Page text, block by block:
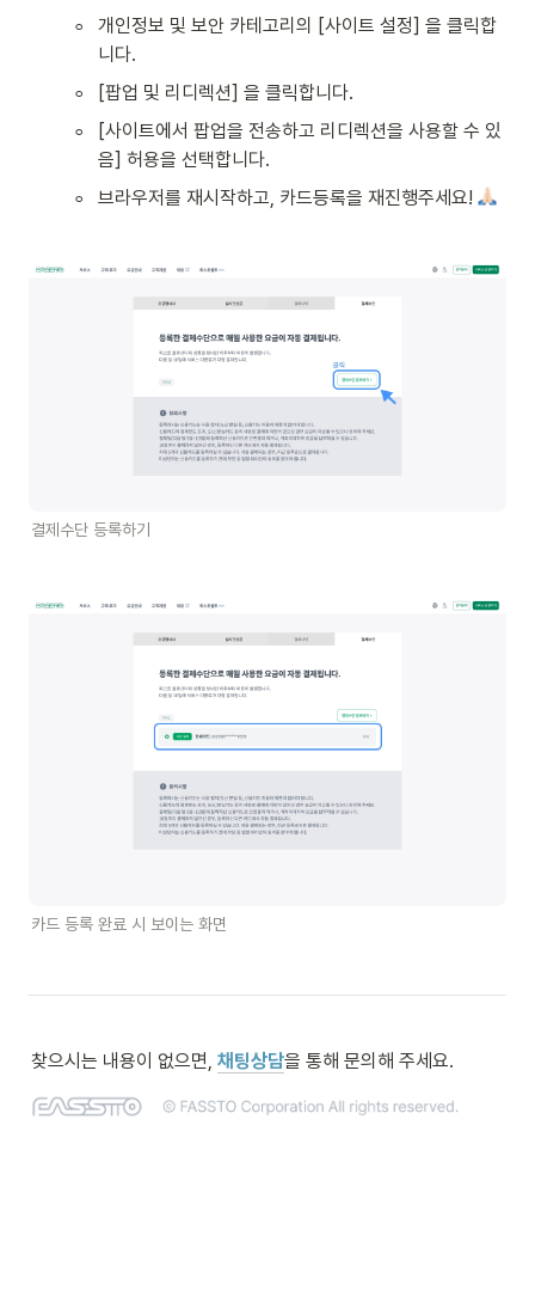
◦
개인정보 및 보안 카테고리의 [사이트 설정] 을 클릭합
니다.
◦ [팝업 및 리디렉션] 을 클릭합니다.
◦
[사이트에서 팝업을 전송하고 리디렉션을 사용할 수 있
음] 허용을 선택합니다.
◦ 브라우저를 재시작하고, 카드등록을 재진행주세요!
결제수단 등록하기
카드 등록 완료 시 보이는 화면
찾으시는 내용이 없으면, 채팅상담을 통해 문의해 주세요.